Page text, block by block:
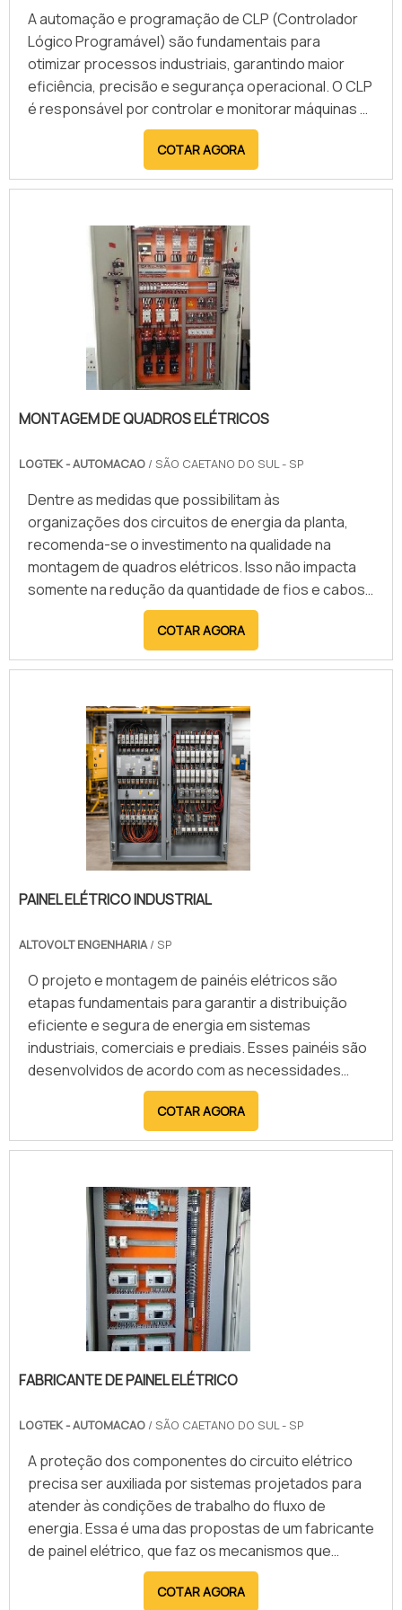
proporcionando um ambiente de trabalho mais
seguro e eficiente.
A automação e programação de CLP (Controlador
Lógico Programável) são fundamentais para
otimizar processos industriais, garantindo maior
eficiência, precisão e segurança operacional. O CLP
é responsável por controlar e monitorar máquinas e
sistemas automatizados, reduzindo a necessidade
de intervenção manual e minimizando falhas. A
programação personalizada permite a adaptação
cada aplicação, proporcionando maior flexibilidade e
desempenho. Além disso, o CLP pode ser integrado
a IHMs e redes industriais, facilitando a comunicação
e supervisão remota. Entre os principais benefícios
da automação com CLP, destacam-se o aumento da
produtividade, redução de custos operacionais,
menor consumo de energia e melhoria na qualidade
dos processos. Com respostas rápidas e precisas,
seguras e eficientes. Empresas especializadas
desenvolvimento e implementação até o suporte
técnico, assegurando que o CLP atenda plenamente
às demandas industriais e contribua para a
modernização dos processos produtivos.
COTAR AGORA
MONTAGEM DE QUADROS ELÉTRICOS
LOGTEK - AUTOMACAO / SÃO CAETANO DO SUL - SP
Dentre as medidas que possibilitam às
organizações dos circuitos de energia da planta,
recomenda-se o investimento na qualidade na
montagem de quadros elétricos. Isso não impacta
somente na redução da quantidade de fios e cabos
que alimentam o sistema, como também garante
maior segurança contra danos nos equipamentos
que são conectados à rede.Na área de automação
proposta de desenvolver projetos com base nos
dispositivos já existentes no mercado..
COTAR AGORA
PAINEL ELÉTRICO INDUSTRIAL
ALTOVOLT ENGENHARIA/ SP
O projeto e montagem de painéis elétricos são
etapas fundamentais para garantir a distribuição
eficiente e segura de energia em sistemas
industriais, comerciais e prediais. Esses painéis são
desenvolvidos de acordo com as necessidades
específicas de cada aplicação, integrando
dispositivos de proteção, comando e automação.
Utilizando materiais de alta qualidade e seguindo
desde o dimensionamento dos componentes até a
instalação final, assegurando o funcionamento
confiável dos equipamentos conectados. Entre os
principais benefícios, destacam-se a organização
dos circuitos elétricos, a redução de falhas e riscos
de curto-circuito, além da facilidade na manutenção
e expansão do sistema. A montagem adequada
melhora a eficiência energética e prolonga a vida útil
serviço oferecem soluções personalizadas,
segurança, confiabilidade e desempenho do
sistema elétrico, atendendo às exigências
normativas e operacionais de cada projeto.
COTAR AGORA
FABRICANTE DE PAINEL ELÉTRICO
LOGTEK - AUTOMACAO / SÃO CAETANO DO SUL - SP
A proteção dos componentes do circuito elétrico
precisa ser auxiliada por sistemas projetados para
atender às condições de trabalho do fluxo de
energia. Essa é uma das propostas de um fabricante
de painel elétrico, que faz os mecanismos que
organizam as chaves e os dispositivos que realizam
a abertura e o fechamento dos contatos de cada
COTAR AGORA